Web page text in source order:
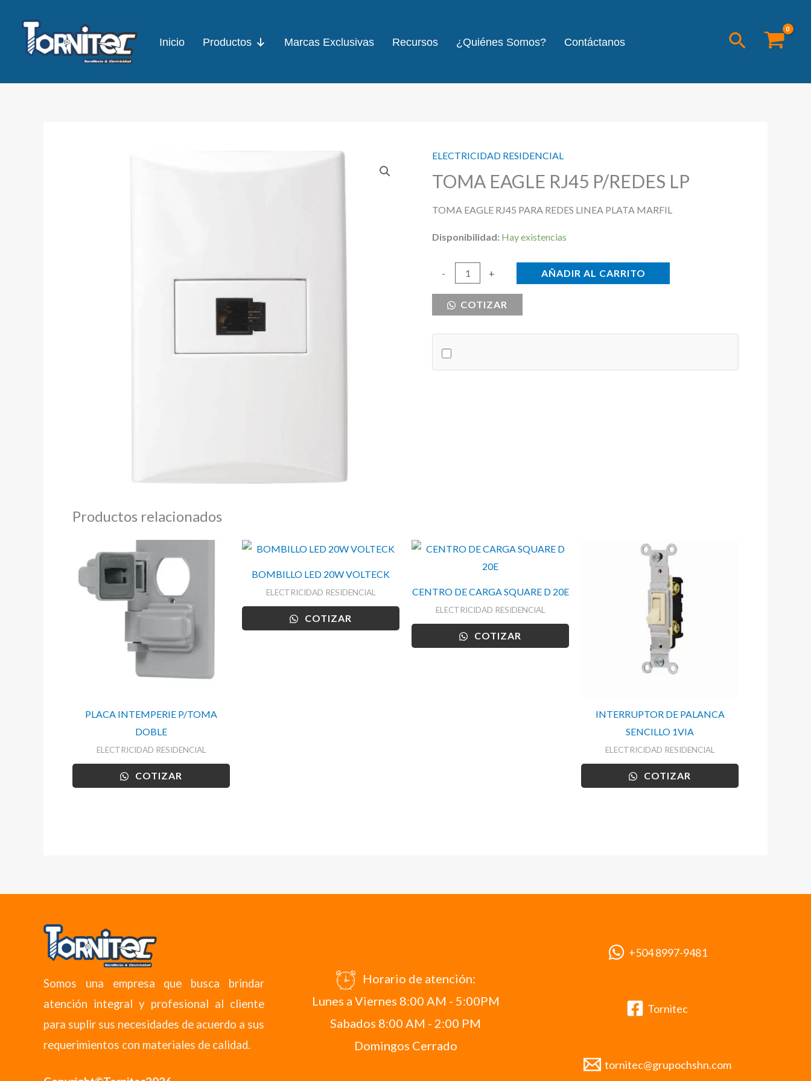
contenido
Inicio Productos Marcas Exclusivas Recursos ¿Quiénes Somos? Contáctanos Buscar
ELECTRICIDAD RESIDENCIAL
TOMA EAGLE RJ45 P/REDES LP
TOMA EAGLE RJ45 PARA REDES LINEA PLATA MARFIL
Disponibilidad: Hay existencias
-
RJ45
cantidad
+ AÑADIR AL CARRITO
COTIZAR
Productos relacionados
PLACA INTEMPERIE P/TOMA
DOBLE
ELECTRICIDAD RESIDENCIAL
COTIZAR
BOMBILLO LED 20W VOLTECK
ELECTRICIDAD RESIDENCIAL
COTIZAR
CENTRO DE CARGA SQUARE D 20E
ELECTRICIDAD RESIDENCIAL
COTIZAR
INTERRUPTOR DE PALANCA
SENCILLO 1VIA
ELECTRICIDAD RESIDENCIAL
COTIZAR
Somos una empresa que busca brindar
atención integral y profesional al cliente
para suplir sus necesidades de acuerdo a sus
requerimientos con materiales de calidad.
Horario de atención:
Lunes a Viernes 8:00 AM - 5:00PM
Sabados 8:00 AM - 2:00 PM
Domingos Cerrado
+504 8997-9481
Tornitec
tornitec@grupochshn.com